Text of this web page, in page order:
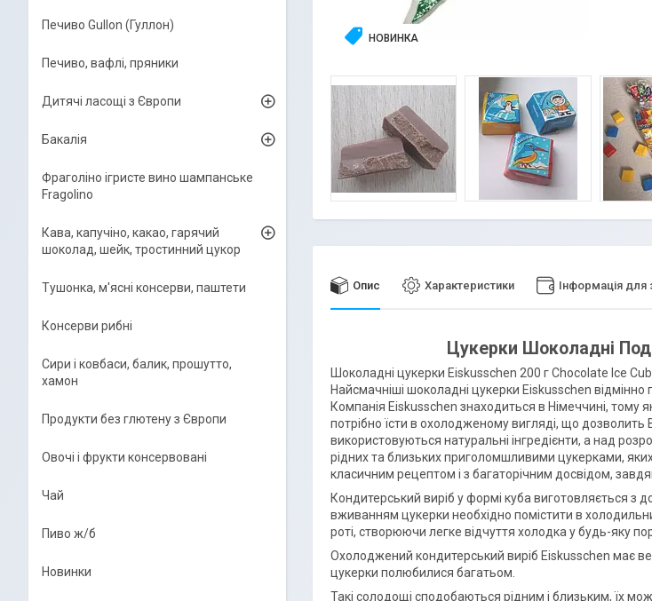
НОВИНКА
Опис Характеристики Інформація
Цукерки Шоколадні
Шоколадні цукерки Eiskusschen 200 г Chocolate Ice
Найсмачніші шоколадні цукерки Eiskusschen
Компанія Eiskusschen знаходиться в Німеччині, тому
потрібно їсти в охолодженому вигляді, що дозволить
використовуються натуральні інгредієнти, а над
рідних та близьких приголомшливими цукерками, яких
класичним рецептом і з багаторічним досвідом,
Кондитерський виріб у формі куба виготовляється з
вживанням цукерки необхідно помістити в
роті, створюючи легке відчуття холодка у будь-яку
Охолоджений кондитерський виріб Eiskusschen має
цукерки полюбилися багатьом.
Такі солодощі сподобаються рідним і близьким, їх
Печиво Gullon (Гуллон)
Печиво, вафлі, пряники
Дитячі ласощі з Європи
Бакалія
Фраголіно ігристе вино шампанське
Fragolino
Кава, капучіно, какао, гарячий
шоколад, шейк, тростинний цукор
Тушонка, м'ясні консерви, паштети
Консерви рибні
Сири і ковбаси, балик, прошутто,
хамон
Продукти без глютену з Європи
Овочі і фрукти консервовані
Чай
Пиво ж/б
Новинки